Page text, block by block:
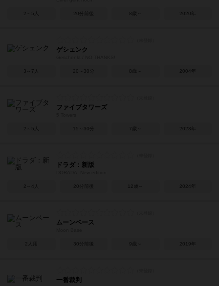
2～5人 20分前後 8歳～ 2020年
ゲシェンク
3～7人 20～30分 8歳～ 2004年
ファイブタワーズ
2～5人 15～30分 7歳～ 2023年
ドラダ：新版
2～4人 20分前後 12歳～ 2024年
ムーンベース
2人用 30分前後 9歳～ 2019年
一番裁判